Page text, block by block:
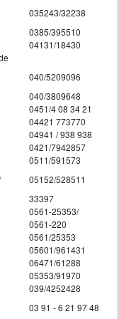
035243/32238
0385/395510
04131/18430
040/5209096
040/3809648
0451/4 08 34 21
04421 773770
04941 / 938 938
0421/7942857
0511/591573
05152/528511
33397
0561-25353/
0561-220
0561/25353
05601/961431
06471/61288
05353/91970
039/4252428
03 91 - 6 21 97 48